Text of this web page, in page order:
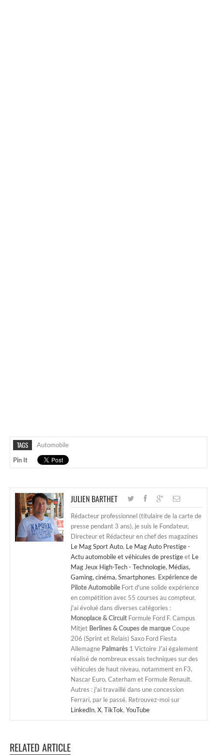
TAGS
Automobile
Pin It
JULIEN BARTHET
Rédacteur professionnel (titulaire de la carte de
presse pendant 3 ans), je suis le Fondateur,
Directeur et Rédacteur en chef des magazines
Le Mag Sport Auto, Le Mag Auto Prestige -
Actu automobile et véhicules de prestigeet Le
Mag Jeux High-Tech - Technologie, Médias,
Gaming, cinéma, Smartphones. Expérience de
Pilote Automobile Fort d'une solide expérience
en compétition avec 55 courses au compteur,
j'ai évolué dans diverses catégories :
Monoplace & Circuit Formule Ford F. Campus
Mitjet Berlines & Coupes de marqueCoupe
206 (Sprint et Relais) Saxo Ford Fiesta
Allemagne Palmarès 1 Victoire J'ai également
réalisé de nombreux essais techniques sur des
véhicules de haut niveau, notamment en F3,
Nascar Euro, Caterham et Formule Renault.
Autres : j'ai travaillé dans une concession
Ferrari, par le passé. Retrouvez-moi sur
LinkedIn, X, TikTok, YouTube
RELATED ARTICLE